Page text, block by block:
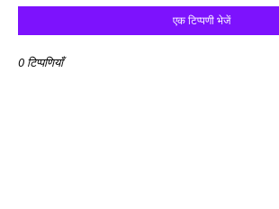
एक टिप्पणी भेजें
0 टिप्पणियाँ